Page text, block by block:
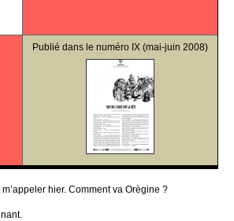
Publié dans le numéro IX (mai-juin 2008)
hier. Comment va Orègine ?